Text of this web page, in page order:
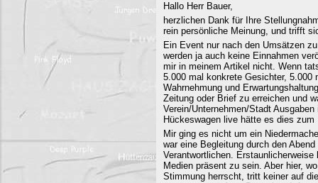
Hallo Herr Bauer,
herzlichen Dank für Ihre
rein persönliche Meinung, und trifft
Ein Event nur nach den Umsätzen
werden ja auch keine Einnahmen
mir in meinem Artikel nicht. Wenn
5.000 mal konkrete Gesichter, 5.000
Wahrnehmung und
Zeitung oder Brief zu erreichen und
Verein/Unternehmen/Stadt
Hückeswagen live hätte es dies zum
Mir ging es nicht um ein
war eine Begleitung durch den
Verantwortlichen.
Medien präsent zu sein. Aber hier,
Stimmung herrscht, tritt keiner auf